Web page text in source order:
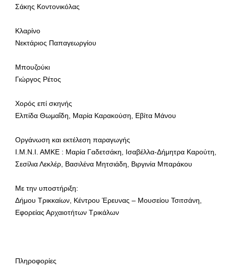
Σάκης Κοντονικόλας
Κλαρίνο
Νεκτάριος Παπαγεωργίου
Μπουζούκι
Γιώργος Ρέτος
Χορός επί σκηνής
Ελπίδα Θωμαΐδη, Μαρία Καρακούση, Εβίτα Μάνου
Οργάνωση και εκτέλεση παραγωγής
Ι.Μ.Ν.Ι. ΑΜΚΕ : Μαρία Γαδετσάκη, Ισαβέλλα-Δήμητρα Καρούτη,
Σεσίλια Λεκλέρ, Βασιλένα Μητσιάδη, Βιργινία Μπαράκου
Με την υποστήριξη:
Δήμου Τρικκαίων, Κέντρου Έρευνας – Μουσείου Τσιτσάνη,
Εφορείας Αρχαιοτήτων Τρικάλων
Πληροφορίες